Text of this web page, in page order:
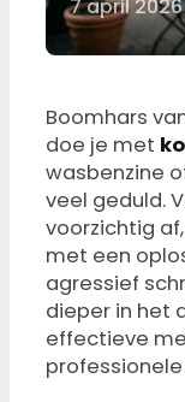
7 april 2026
Boomhars
doe je met
wasbenzine
veel geduld.
voorzichtig
met een
agressief
dieper in het
effectieve